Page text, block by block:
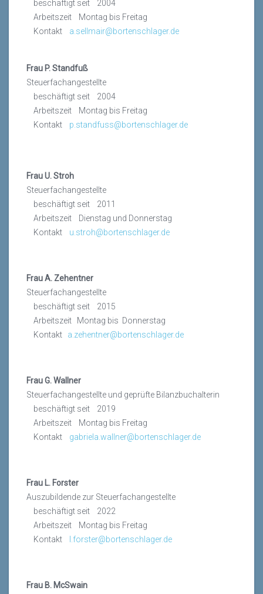
beschäftigt seit 2004
Arbeitszeit Montag bis Freitag
Kontakt a.sellmair@bortenschlager.de
Frau P. Standfuß
Steuerfachangestellte
beschäftigt seit 2004
Arbeitszeit Montag bis Freitag
Kontakt p.standfuss@bortenschlager.de
Frau U. Stroh
Steuerfachangestellte
beschäftigt seit 2011
Arbeitszeit Dienstag und Donnerstag
Kontakt u.stroh@bortenschlager.de
Frau A. Zehentner
Steuerfachangestellte
beschäftigt seit 2015
Arbeitszeit Montag bis Donnerstag
Kontakt a.zehentner@bortenschlager.de
Frau G. Wallner
Steuerfachangestellte und geprüfte Bilanzbuchalterin
beschäftigt seit 2019
Arbeitszeit Montag bis Freitag
Kontakt gabriela.wallner@bortenschlager.de
Frau L. Forster
Auszubildende zur Steuerfachangestellte
beschäftigt seit 2022
Arbeitszeit Montag bis Freitag
Kontakt
l.forster@bortenschlager.de
Frau B. McSwain